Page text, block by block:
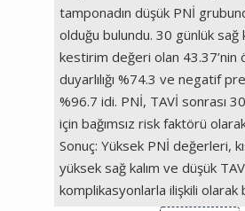
tamponadın düşük PNİ
olduğu bulundu. 30 günlük sağ
kestirim değeri olan 43.37’nin
duyarlılığı %74.3 ve negatif
%96.7 idi. PNİ, TAVİ sonrası
için bağımsız risk faktörü
Sonuç: Yüksek PNİ değerleri,
yüksek sağ kalım ve düşük
komplikasyonlarla ilişkili olarak